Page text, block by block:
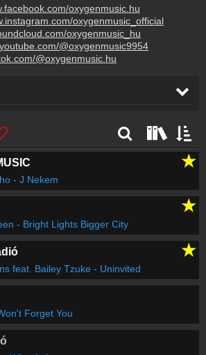
oxygenmusic.hu
oxygenmusic_official
oxygenmusic_hu
@oxygenmusic9954
@oxygenmusic.hu
Banderas, Los Lobos
& Los Lobos
-Way down We Go
Music
★
- J Nekem
★
- Bright Lights Bigger City
★
feat. Bailey Tzuke - Uninvited
Forget You